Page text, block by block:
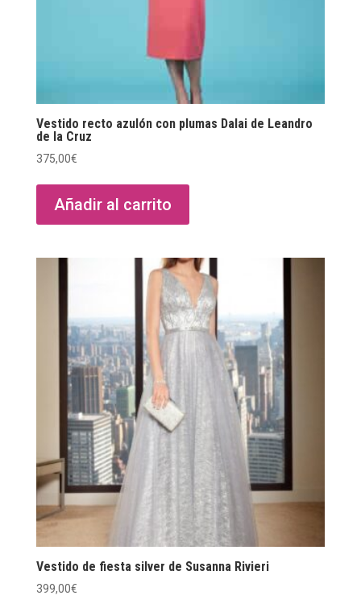
Vestido recto azulón con plumas Dalai de Leandro
de la Cruz
375,00€
Añadir al carrito
Vestido de fiesta silver de Susanna Rivieri
399,00€